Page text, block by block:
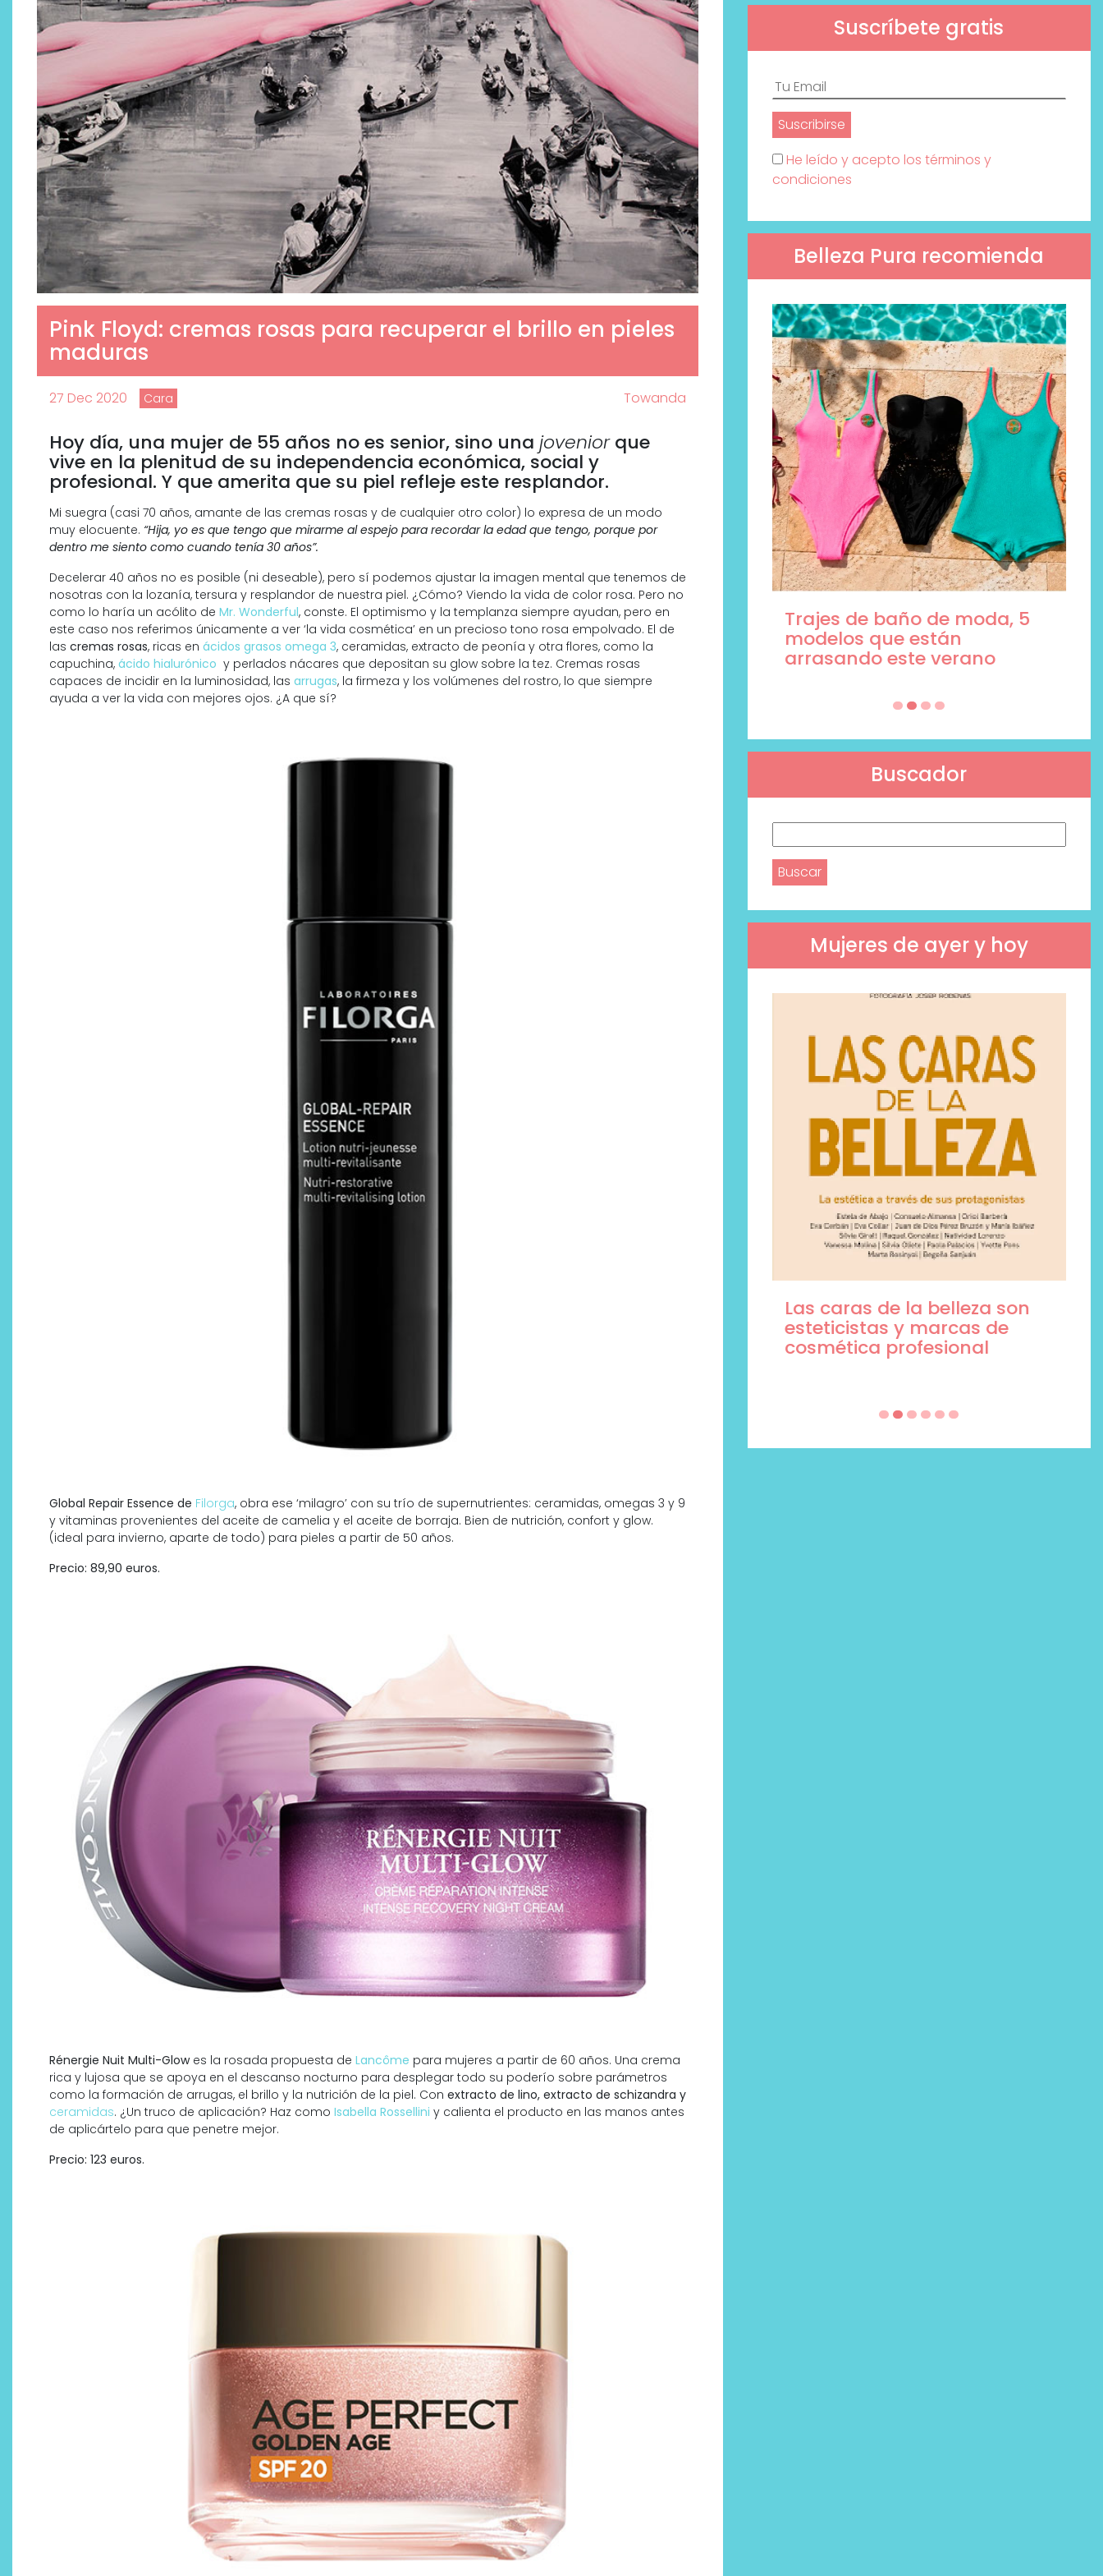
Pink Floyd: cremas rosas para recuperar el brillo en pieles
maduras
27 Dec 2020 Cara Towanda
Hoy día, una mujer de 55 años no es senior, sino una joveniorque
vive en la plenitud de su independencia económica, social y
profesional. Y que amerita que su piel refleje este resplandor.
Mi suegra (casi 70 años, amante de las cremas rosas y de cualquier otro color) lo expresa de un modo
muy elocuente. “Hija, yo es que tengo que mirarme al espejo para recordar la edad que tengo, porque por
dentro me siento como cuando tenía 30 años”.
Decelerar 40 años no es posible (ni deseable), pero sí podemos ajustar la imagen mental que tenemos de
nosotras con la lozanía, tersura y resplandor de nuestra piel. ¿Cómo? Viendo la vida de color rosa. Pero no
como lo haría un acólito de Mr. Wonderful, conste. El optimismo y la templanza siempre ayudan, pero en
este caso nos referimos únicamente a ver ‘la vida cosmética’ en un precioso tono rosa empolvado. El de
las cremas rosas, ricas en ácidos grasos omega 3, ceramidas, extracto de peonía y otra flores, como la
capuchina, ácido hialurónico y perlados nácares que depositan su glow sobre la tez. Cremas rosas
capaces de incidir en la luminosidad, las arrugas, la firmeza y los volúmenes del rostro, lo que siempre
ayuda a ver la vida con mejores ojos. ¿A que sí?
Global Repair Essence de Filorga, obra ese ‘milagro’ con su trío de supernutrientes: ceramidas, omegas 3 y 9
y vitaminas provenientes del aceite de camelia y el aceite de borraja. Bien de nutrición, confort y glow.
(ideal para invierno, aparte de todo) para pieles a partir de 50 años.
Precio: 89,90 euros.
Rénergie Nuit Multi-Glowes la rosada propuesta de Lancôme para mujeres a partir de 60 años. Una crema
rica y lujosa que se apoya en el descanso nocturno para desplegar todo su poderío sobre parámetros
como la formación de arrugas, el brillo y la nutrición de la piel. Con extracto de lino, extracto de schizandra y
ceramidas. ¿Un truco de aplicación? Haz como Isabella Rossellini y calienta el producto en las manos antes
de aplicártelo para que penetre mejor.
Precio: 123 euros.
Suscríbete gratis
He leído y acepto los términos y
condiciones
Belleza Pura recomienda
Descubre cómo la cosmética
profesional va desde las
cabinas a tu rutina diaria
Por qué los bálsamos de CBD
tópico se han convertido en
uno de los productos de
bienestar más buscados
Trajes de baño de moda, 5
modelos que están
arrasando este verano
Buscador
Mujeres de ayer y hoy
Las caras de la belleza son
esteticistas y marcas de
cosmética profesional